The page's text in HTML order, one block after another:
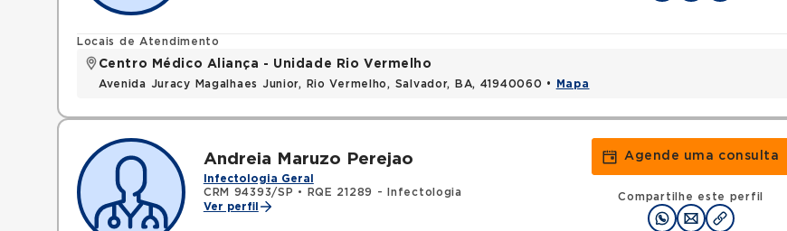
Locais de Atendimento
Centro Médico Aliança - Unidade Rio Vermelho
Avenida Juracy Magalhaes Junior, Rio Vermelho, Salvador, BA, 41940060 • Mapa
Andreia Maruzo Perejao
Infectologia Geral
CRM 94393/SP •
RQE 21289 - Infectologia
Ver perfil
Agende uma consulta
Compartilhe este perfil